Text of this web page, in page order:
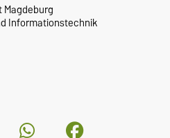
Informationstechnik